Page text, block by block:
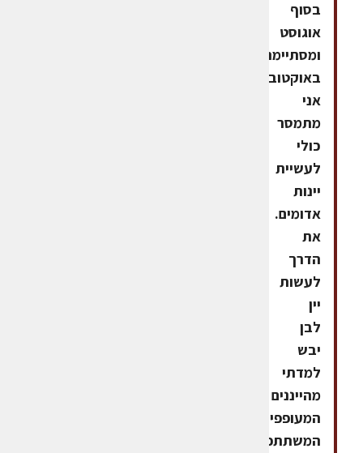
בסוף
אוגוסט
ומסתיימת
באוקטובר,
אני
מתמסר
כולי
לעשיית
יינות
אדומים.
את
הדרך
לעשות
יין
לבן
יבש
למדתי
מהייננים
המעופפים,
המשתתפים